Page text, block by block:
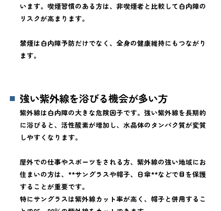
います。喫煙習慣のある方は、非喫煙者と比較して白内障の
リスクが高まります。
禁煙は白内障予防だけでなく、全身の健康維持にもつながり
ます。
強い紫外線を浴びる機会が多い方
紫外線は白内障の大きな危険因子です。強い紫外線を長期的
に浴びると、活性酸素が増加し、水晶体のタンパク質が変質
しやすくなります。
屋外での仕事やスポーツをされる方、紫外線の強い地域にお
住まいの方は、**サングラスや帽子、日傘**などで目を保護
することが重要です。
特にサングラスは紫外線カット率が高く、帽子と併用するこ